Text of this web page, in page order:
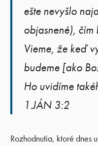
ešte nevyšlo
objasnené),
Vieme, že keď
budeme [ako
Ho uvidíme
1.JÁN 3:2
Rozhodnutia, ktoré dnes